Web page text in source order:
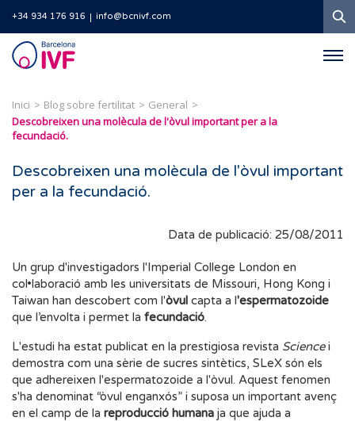
+34 934 176 916 info@bcnivf.com
Barcelona
IVF
Inici Blog sobre fertilitat
General
Descobreixen una molècula de l'òvul important per a la
fecundació.
Descobreixen una molècula de l'òvul important
per a la fecundació.
Data de publicació: 25/08/2011
Un grup d'investigadors l'Imperial College London en
col•laboració amb les universitats de Missouri, Hong Kong i
Taiwan han descobert com l'òvul capta a l'espermatozoide
que l’envolta i permet la fecundació.
L'estudi ha estat publicat en la prestigiosa revista Sciencei
demostra com una sèrie de sucres sintètics, SLeX són els
que adhereixen l'espermatozoide a l'òvul. Aquest fenomen
s'ha denominat “òvul enganxós” i suposa un important avenç
en el camp de la reproducció humana ja que ajuda a